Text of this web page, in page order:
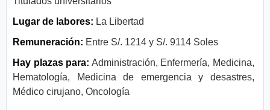
Lugar de labores: La Libertad
Remuneración: Entre S/. 1214 y S/. 9114 Soles
Hay plazas para: Administración, Enfermería, Medicina,
Hematología, Medicina de emergencia y desastres,
Médico cirujano, Oncología